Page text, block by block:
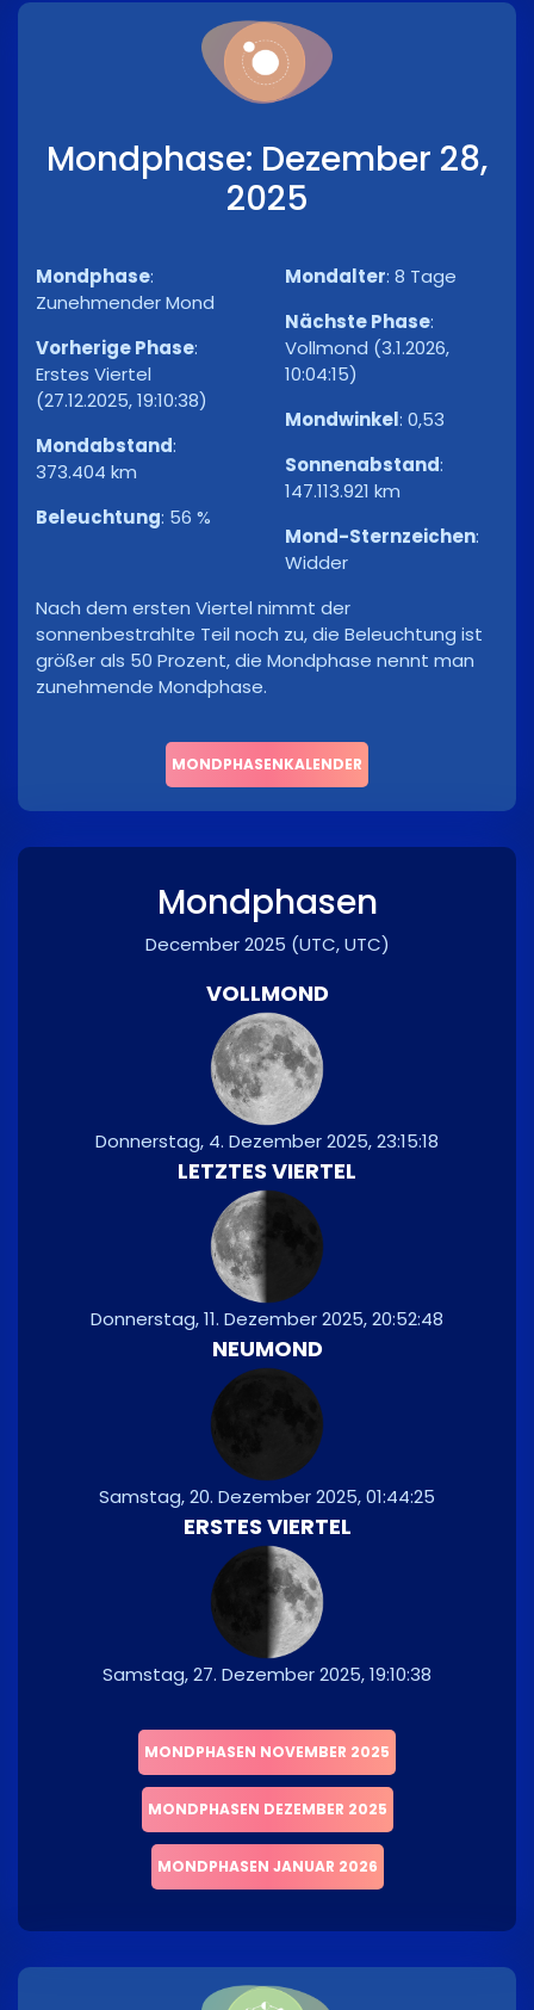
Mondphase: Dezember 28,
2025
Mondphase:
Zunehmender Mond
Vorherige Phase:
Erstes Viertel
(27.12.2025, 19:10:38)
Mondabstand:
373.404 km
Beleuchtung: 56 %
Mondalter: 8 Tage
Nächste Phase:
Vollmond (3.1.2026,
10:04:15)
Mondwinkel: 0,53
Sonnenabstand:
147.113.921 km
Mond-Sternzeichen:
Widder
Nach dem ersten Viertel nimmt der
sonnenbestrahlte Teil noch zu, die Beleuchtung ist
größer als 50 Prozent, die Mondphase nennt man
zunehmende Mondphase.
MONDPHASENKALENDER
Mondphasen
December 2025 (UTC, UTC)
VOLLMOND
Donnerstag, 4. Dezember 2025, 23:15:18
LETZTES VIERTEL
Donnerstag, 11. Dezember 2025, 20:52:48
NEUMOND
Samstag, 20. Dezember 2025, 01:44:25
ERSTES VIERTEL
Samstag, 27. Dezember 2025, 19:10:38
MONDPHASEN NOVEMBER 2025
MONDPHASEN DEZEMBER 2025
MONDPHASEN JANUAR 2026